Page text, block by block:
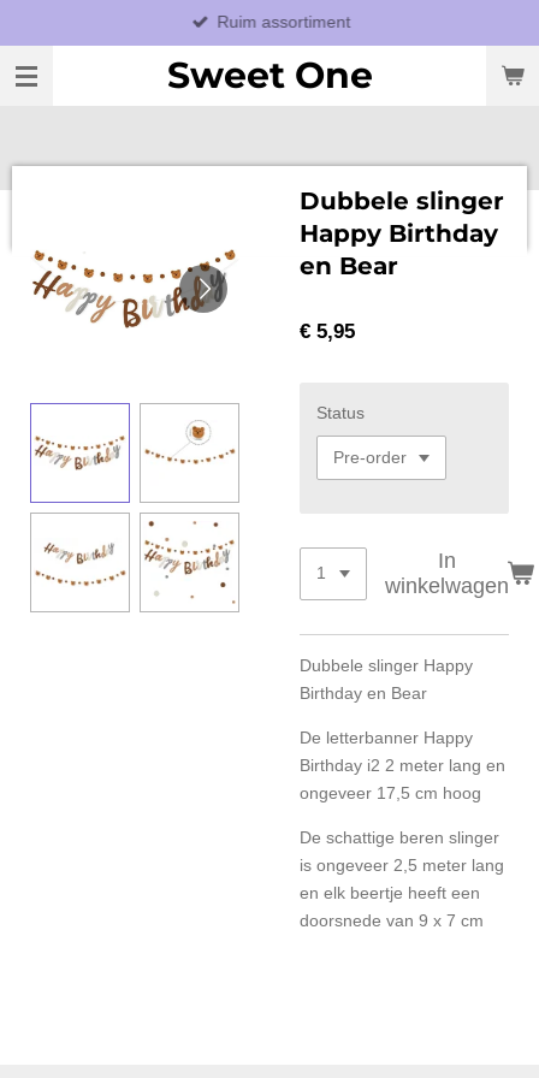
direct
naar
Sweet One
Ruim assortiment
Dubbele slinger
Happy Birthday
en Bear
€ 5,95
Status
In
winkelwagen
Dubbele slinger Happy
Birthday en Bear
De letterbanner Happy
Birthday i2 2 meter lang en
ongeveer 17,5 cm hoog
De schattige beren slinger
is ongeveer 2,5 meter lang
en elk beertje heeft een
doorsnede van 9 x 7 cm